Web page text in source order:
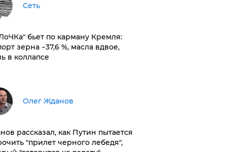
Сеть
бьет по карману Кремля:
зерна −37,6 %, масла вдвое,
в коллапсе
Олег Жданов
рассказал, как Путин пытается
"прилет черного лебедя",